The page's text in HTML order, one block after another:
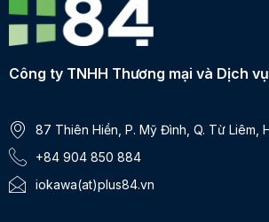
Công ty TNHH Thương mại và Dịch
87 Thiên Hiền, P. Mỹ Đình, Q. Từ Liêm,
+84 904 850 884
iokawa(at)plus84.vn